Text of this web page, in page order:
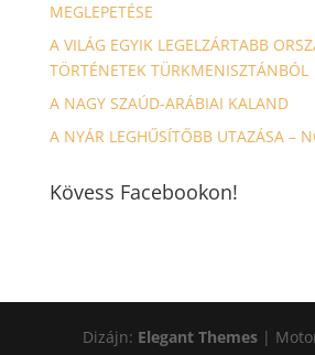
MEGLEPETÉSE
A VILÁG EGYIK LEGELZÁRTABB
TÖRTÉNETEK TÜRKMENISZTÁNBÓL
A NAGY SZAÚD-ARÁBIAI KALAND
A NYÁR LEGHŰSÍTŐBB UTAZÁSA –
Kövess Facebookon!
Dizájn: Elegant Themes|